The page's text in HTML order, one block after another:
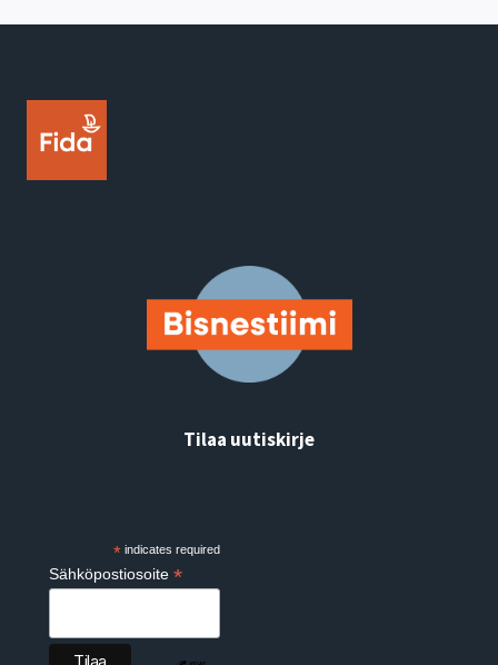
Tilaa uutiskirje
*indicates required
Sähköpostiosoite *